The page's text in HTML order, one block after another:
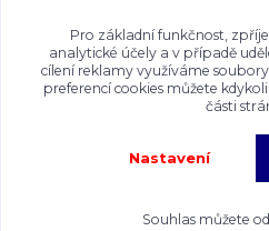
obsah zveřejněný na stránkách
CeskeSamolepky.cz jsou
použití bez předchozího
je zakázáno.
Vytvořeno na
Pro základní funkčnost,
analytické účely a v případě
cílení reklamy využíváme
preferencí cookies můžete
části
Nastavení
Souhlas můžete